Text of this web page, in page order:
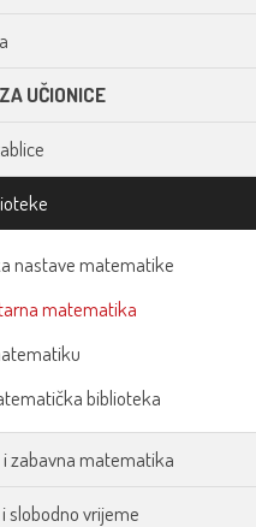
UČIONICE
nastave matematike
matematika
biblioteka
zabavna matematika
slobodno vrijeme